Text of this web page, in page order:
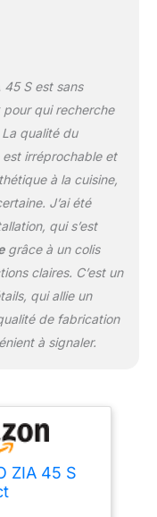
réversible et
à
droite de
– avec trous
pour le
la
Contenu de
: bonde avec
bonde à
½'' avec
rotative
45 S est sans
pour qui recherche
qualité du
irréprochable et
à la cuisine,
J’ai été
qui s’est
grâce à un colis
claires. C’est un
qui allie un
de fabrication
à signaler.
ZIA 45 S